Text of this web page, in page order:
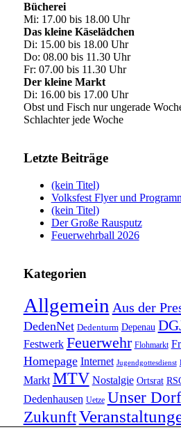
Bücherei
Mi: 17.00 bis 18.00 Uhr
Das kleine Käselädchen
Di: 15.00 bis 18.00 Uhr
Do: 08.00 bis 11.30 Uhr
Fr: 07.00 bis 11.30 Uhr
Der kleine Markt
Di: 16.00 bis 17.00 Uhr
Obst und Fisch nur ungerade
Schlachter jede Woche
Letzte Beiträge
(kein Titel)
Volksfest Flyer und
(kein Titel)
Der Große Rausputz
Feuerwehrball 2026
Kategorien
Allgemein Aus der
DedenNet Dedenturm Depenau
Festwerk Feuerwehr Flohmarkt
Homepage Internet Jugendgottesdienst
Markt MTV Nostalgie Ortsrat
Dedenhausen Uetze Unser
Zukunft